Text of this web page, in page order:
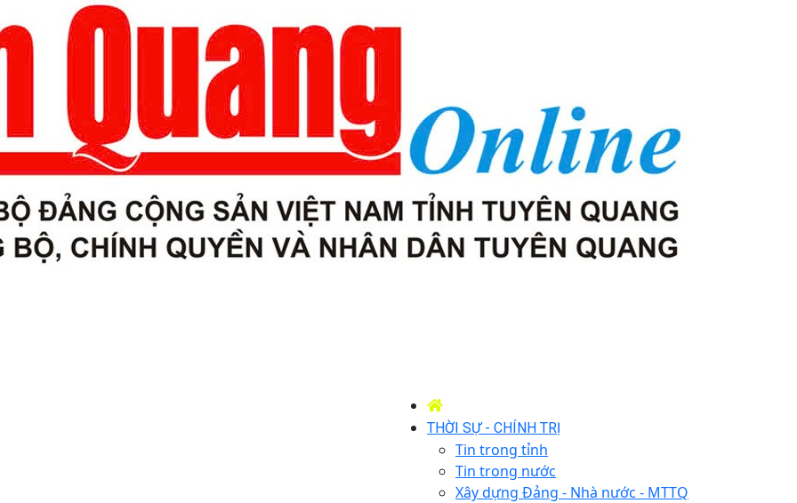
THỜI SỰ - CHÍNH TRỊ
Tin trong tỉnh
Tin trong nước
Xây dựng Đảng - Nhà nước - MTTQ